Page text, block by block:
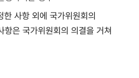
사항 외에 국가위원회의
은 국가위원회의 의결을 거쳐